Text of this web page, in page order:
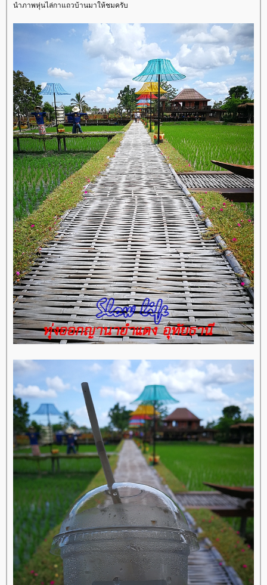
นำภาพหุ่นไล่กาแถวบ้านมาให้ชมครับ